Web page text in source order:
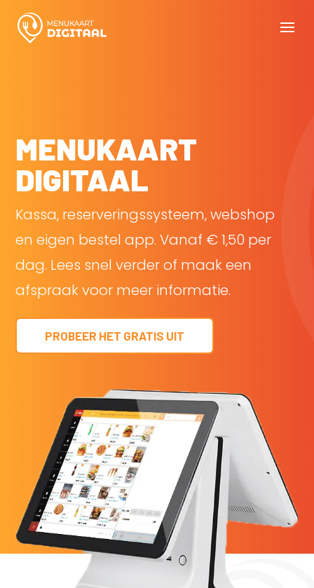
MENUKAART
DIGITAAL
Kassa, reserveringssysteem, webshop
en eigen bestel app. Vanaf € 1,50 per
dag. Lees snel verder of maak een
afspraak voor meer informatie.
PROBEER HET GRATIS UIT